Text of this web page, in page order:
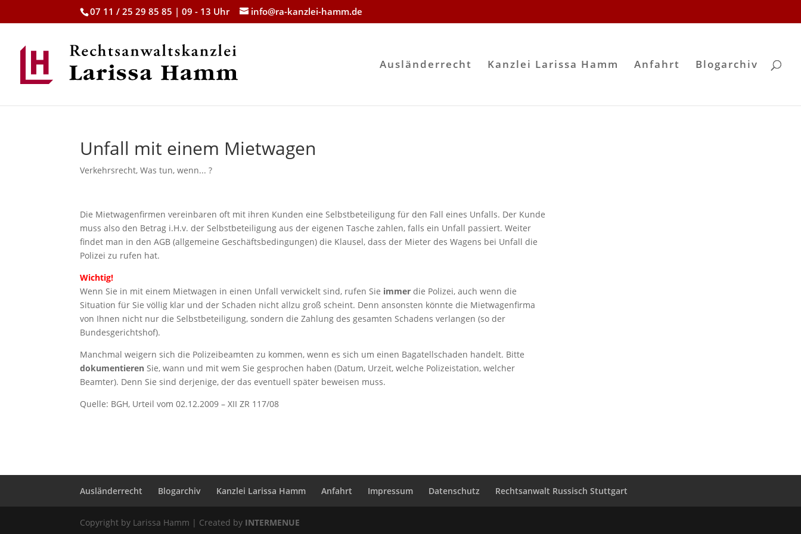
07 11 / 25 29 85 85 | 09 - 13 Uhr info@ra-kanzlei-hamm.de
Ausländerrecht Kanzlei Larissa Hamm Anfahrt Blogarchiv
Unfall mit einem Mietwagen
Verkehrsrecht,Was tun, wenn... ?
Die Mietwagenfirmen vereinbaren oft mit ihren Kunden eine Selbstbeteiligung für den Fall eines Unfalls. Der Kunde
muss also den Betrag i.H.v. der Selbstbeteiligung aus der eigenen Tasche zahlen, falls ein Unfall passiert. Weiter
findet man in den AGB (allgemeine Geschäftsbedingungen) die Klausel, dass der Mieter des Wagens bei Unfall die
Polizei zu rufen hat.
Wichtig!
Wenn Sie in mit einem Mietwagen in einen Unfall verwickelt sind, rufen Sie immer die Polizei, auch wenn die
Situation für Sie völlig klar und der Schaden nicht allzu groß scheint. Denn ansonsten könnte die Mietwagenfirma
von Ihnen nicht nur die Selbstbeteiligung, sondern die Zahlung des gesamten Schadens verlangen (so der
Bundesgerichtshof).
Manchmal weigern sich die Polizeibeamten zu kommen, wenn es sich um einen Bagatellschaden handelt. Bitte
dokumentieren Sie, wann und mit wem Sie gesprochen haben (Datum, Urzeit, welche Polizeistation, welcher
Beamter). Denn Sie sind derjenige, der das eventuell später beweisen muss.
Quelle: BGH, Urteil vom 02.12.2009 – XII ZR 117/08
Ausländerrecht Blogarchiv Kanzlei Larissa Hamm Anfahrt Impressum Datenschutz Rechtsanwalt Russisch Stuttgart
Copyright by Larissa Hamm | Created by INTERMENUE